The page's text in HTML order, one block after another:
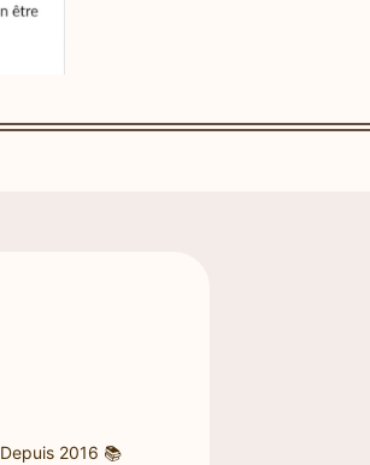
Depuis 2016 📚